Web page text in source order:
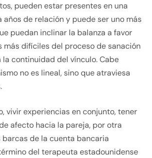
pueden estar presentes en una
años de relación y puede ser uno más
puedan inclinar la balanza a favor
más difíciles del proceso de sanación
continuidad del vínculo. Cabe
no es lineal, sino que atraviesa
vivir experiencias en conjunto, tener
afecto hacia la pareja, por otra
barcas de la cuenta bancaria
del terapeuta estadounidense